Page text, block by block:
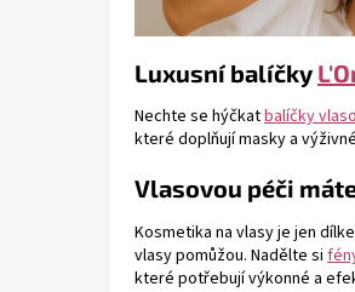
Luxusní balíčky
Nechte se hýčkatbalíčky
které doplňují masky a
Vlasovou péči
Kosmetika na vlasy je jen
vlasy pomůžou. Nadělte si
které potřebují výkonné a